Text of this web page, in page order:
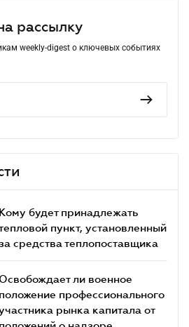
рассылку
weekly-digest о ключевых событиях
Кому будет принадлежать
пункт, установленный
средства теплопоставщика
Освобождает ли военное
положение профессионального
рынка капитала от